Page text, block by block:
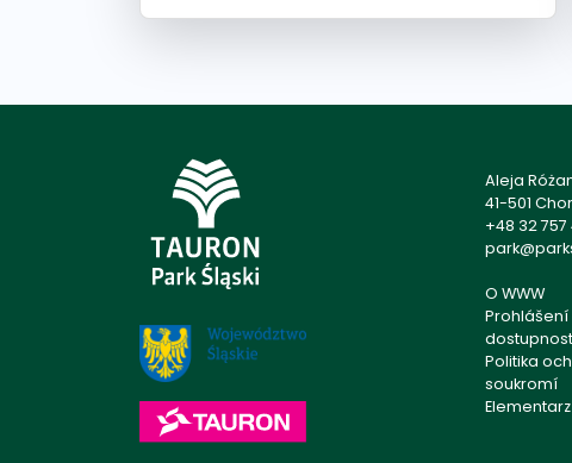
Aleja
41-501
+48 32 757
O WWW
Prohlášení
Politika
soukromí